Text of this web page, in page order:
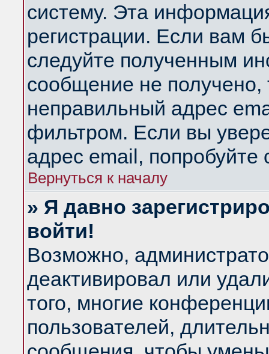
систему. Эта
регистрации. Если вам
следуйте полученным
сообщение не получено,
неправильный адрес
фильтром. Если вы
адрес email, попробуйте
Вернуться к началу
» Я давно
войти!
Возможно,
деактивировал или
того, многие
пользователей,